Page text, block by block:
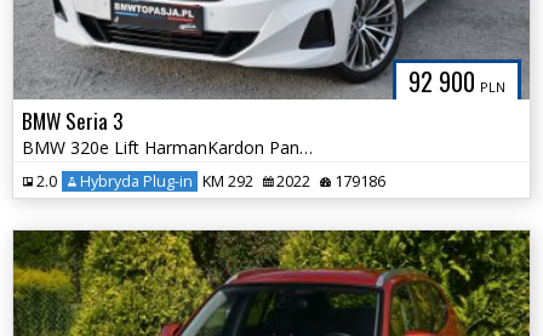
92 900 PLN
BMW Seria 3
BMW 320e Lift HarmanKardon Panorama Shadow Line Serwis ASO BMW Śliczna
2.0 Hybryda Plug-in KM 292 2022 179186